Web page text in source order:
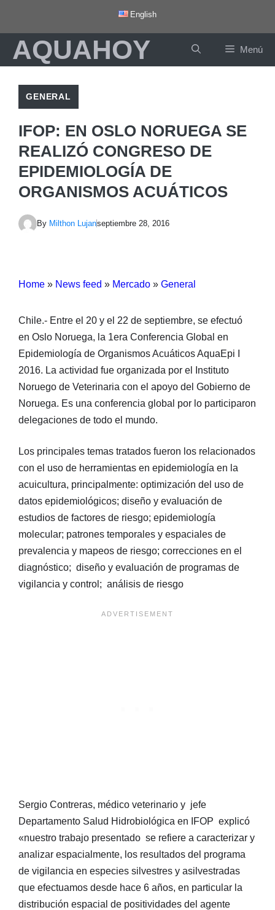
contenido
English
AQUAHOY Menú
GENERAL
IFOP: EN OSLO NORUEGA SE
REALIZÓ CONGRESO DE
EPIDEMIOLOGÍA DE
ORGANISMOS ACUÁTICOS
By Milthon Lujanseptiembre 28, 2016
Home » News feed » Mercado » General
Chile.- Entre el 20 y el 22 de septiembre, se efectuó
en Oslo Noruega, la 1era Conferencia Global en
Epidemiología de Organismos Acuáticos AquaEpi I
2016. La actividad fue organizada por el Instituto
Noruego de Veterinaria con el apoyo del Gobierno de
Noruega. Es una conferencia global por lo participaron
delegaciones de todo el mundo.
Los principales temas tratados fueron los relacionados
con el uso de herramientas en epidemiología en la
acuicultura, principalmente: optimización del uso de
datos epidemiológicos; diseño y evaluación de
estudios de factores de riesgo; epidemiología
molecular; patrones temporales y espaciales de
prevalencia y mapeos de riesgo; correcciones en el
diagnóstico; diseño y evaluación de programas de
vigilancia y control; análisis de riesgo
Sergio Contreras, médico veterinario y jefe
Departamento Salud Hidrobiológica en IFOP explicó
«nuestro trabajo presentado se refiere a caracterizar y
analizar espacialmente, los resultados del programa
de vigilancia en especies silvestres y asilvestradas
que efectuamos desde hace 6 años, en particular la
distribución espacial de positividades del agente